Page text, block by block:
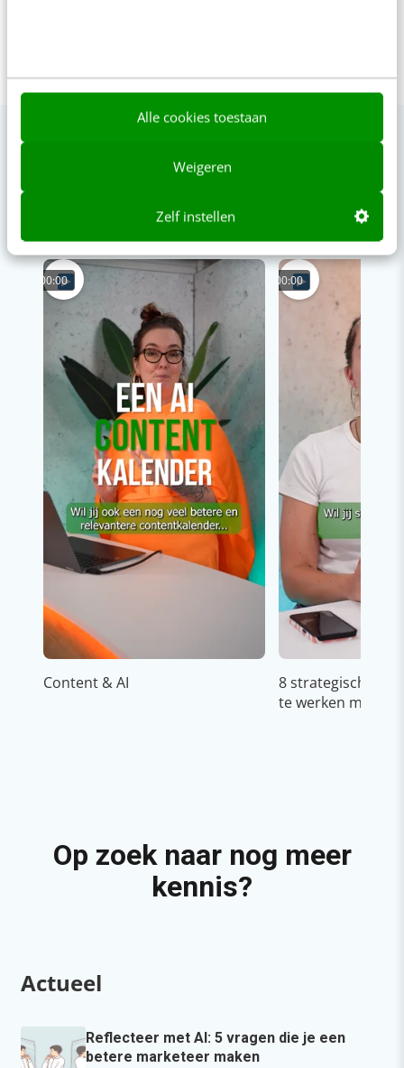
Alle cookies toestaan
Weigeren
Zelf instellen
Bekijk de korte video's
00:00
Content & AI
00:00
8 strategische
te werken met
Op zoek naar nog meer
kennis?
Actueel
Reflecteer met AI: 5 vragen die je een
betere marketeer maken